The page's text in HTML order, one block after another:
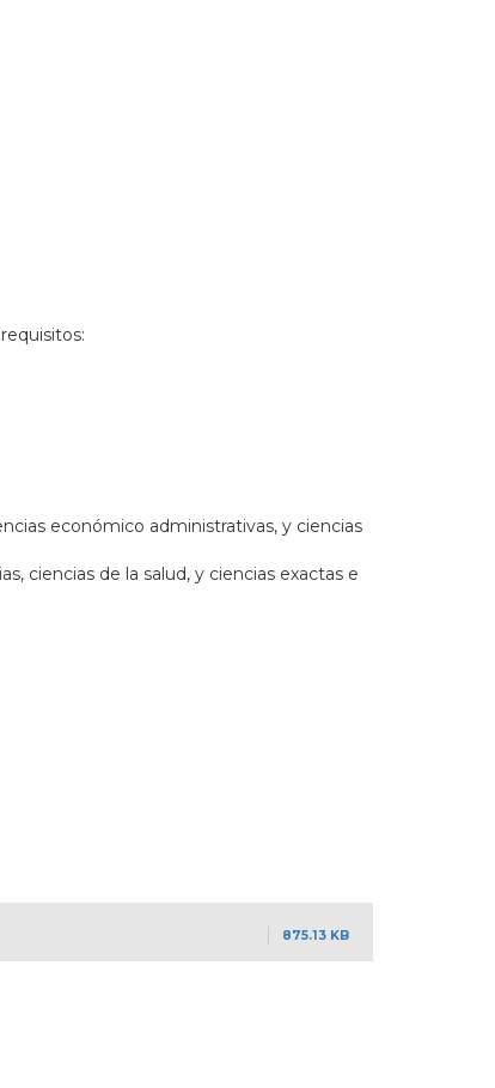
económico administrativas, y ciencias
ciencias de la salud, y ciencias exactas e
875.13 KB